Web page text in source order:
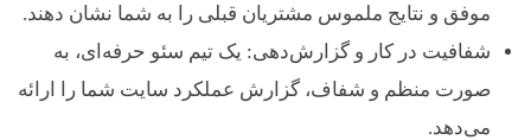
موفق و نتایج ملموس مشتریان قبلی را به شما نشان دهند.
شفافیت در کار و گزارش‌دهی: یک تیم سئو حرفه‌ای، به
صورت منظم و شفاف، گزارش عملکرد سایت شما را ارائه
می‌دهد.